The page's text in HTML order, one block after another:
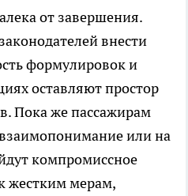
от завершения.
внести
формулировок и
оставляют простор
Пока же пассажирам
взаимопонимание или на
компромиссное
жестким мерам,